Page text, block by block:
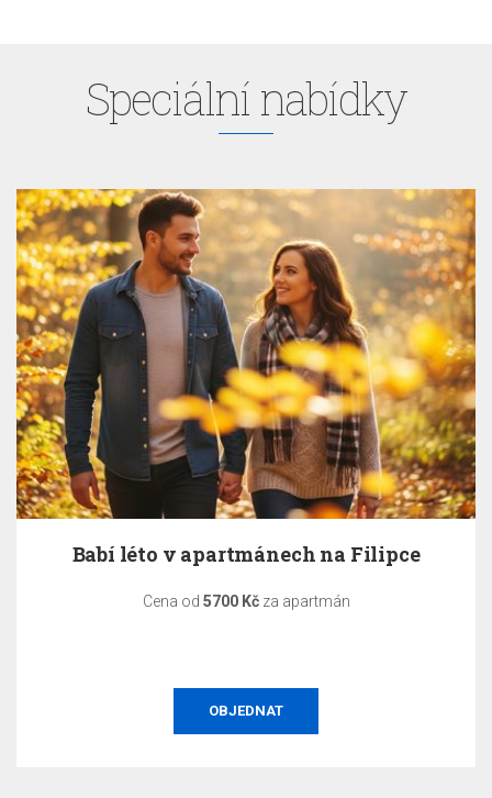
Speciální nabídky
Babí léto v apartmánech na Filipce
Cena od 5700 Kčza apartmán
OBJEDNAT